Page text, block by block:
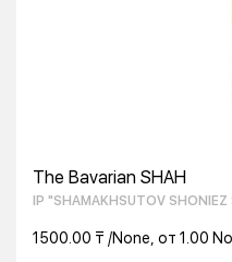
The Bavarian SHAH
IP "SHAMAKHSUTOV
1500.00 ₸ /None, от 1.00